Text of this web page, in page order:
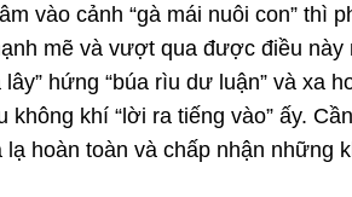
vào cảnh “gà mái nuôi con” thì
mẽ và vượt qua được điều
hứng “búa rìu dư luận” và xa
không khí “lời ra tiếng vào” ấy.
hoàn toàn và chấp nhận những